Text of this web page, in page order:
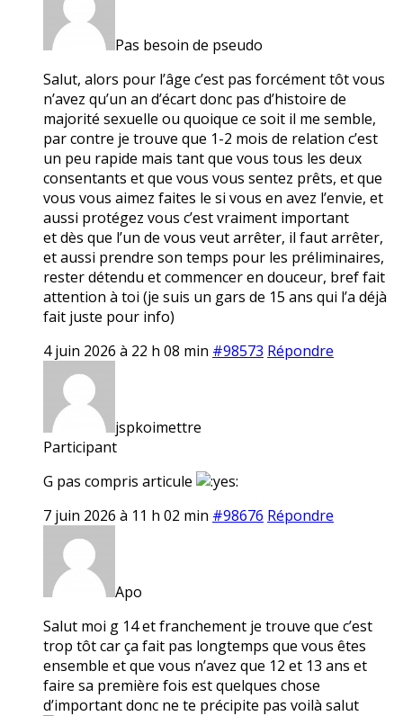
Pas besoin de pseudo
Salut, alors pour l’âge c’est pas forcément tôt vous
n’avez qu’un an d’écart donc pas d’histoire de
majorité sexuelle ou quoique ce soit il me semble,
par contre je trouve que 1-2 mois de relation c’est
un peu rapide mais tant que vous tous les deux
consentants et que vous vous sentez prêts, et que
vous vous aimez faites le si vous en avez l’envie, et
aussi protégez vous c’est vraiment important
et dès que l’un de vous veut arrêter, il faut arrêter,
et aussi prendre son temps pour les préliminaires,
rester détendu et commencer en douceur, bref fait
attention à toi (je suis un gars de 15 ans qui l’a déjà
fait juste pour info)
4 juin 2026 à 22 h 08 min #98573 Répondre
jspkoimettre
Participant
G pas compris articule
7 juin 2026 à 11 h 02 min #98676 Répondre
Apo
Salut moi g 14 et franchement je trouve que c’est
trop tôt car ça fait pas longtemps que vous êtes
ensemble et que vous n’avez que 12 et 13 ans et
faire sa première fois est quelques chose
d’important donc ne te précipite pas voilà salut